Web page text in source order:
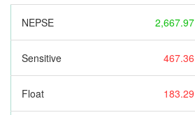
NEPSE 2,667.97
Sensitive 467.36
Float 183.29